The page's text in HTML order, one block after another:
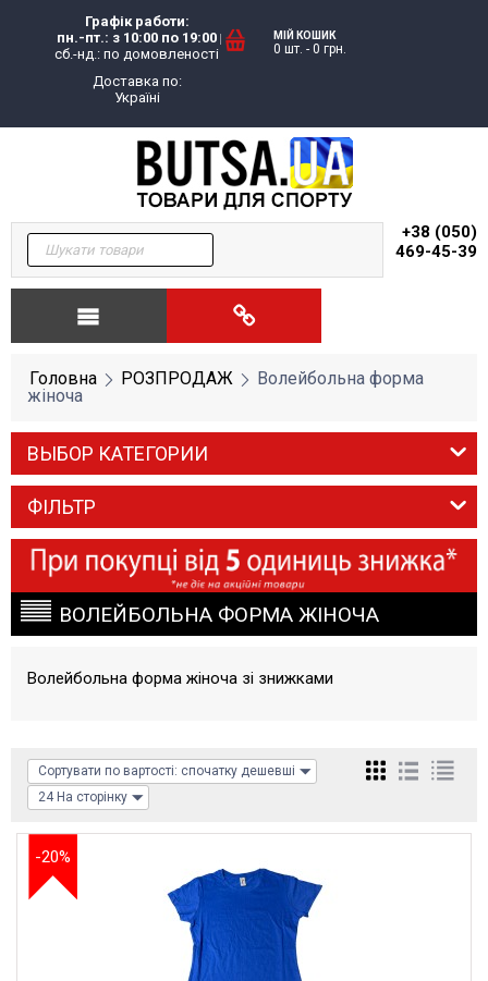
Графік работи:
пн.-пт.: з 10:00 по 19:00
сб.-нд.: по домовленості
Доставка по:
Україні
МІЙ КОШИК
0 шт. - 0 грн.
+38 (050)
469-45-39
Головна РОЗПРОДАЖ
Волейбольна форма
жіноча
ВЫБОР КАТЕГОРИИ
ФІЛЬТР
ВОЛЕЙБОЛЬНА ФОРМА ЖІНОЧА
Волейбольна форма жіноча зі знижками
Сортувати по вартості: спочатку дешевші
24 На сторінку
-20%